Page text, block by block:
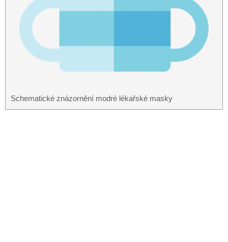
Schematické znázornění modré lékařské masky